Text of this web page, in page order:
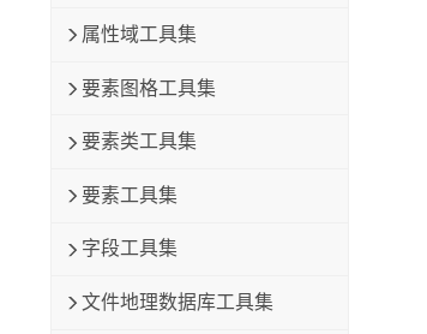
属性域工具集
要素图格工具集
要素类工具集
要素工具集
字段工具集
文件地理数据库工具集